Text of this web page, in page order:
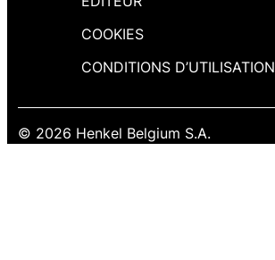
COOKIES
CONDITIONS D’UTILISATION
© 2026 Henkel Belgium S.A.